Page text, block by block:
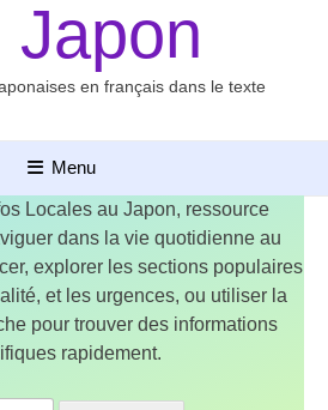
Japon
en français dans le texte
Menu
Locales au Japon, ressource
dans la vie quotidienne au
explorer les sections populaires
et les urgences, ou utiliser la
pour trouver des informations
rapidement.